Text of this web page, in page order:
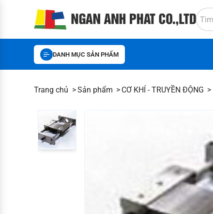
DANH MỤC SẢN PHẨM
Trang chủ Sản phẩm CƠ KHÍ - TRUYỀN ĐỘNG